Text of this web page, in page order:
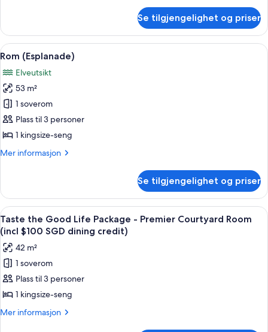
(Marina
Bay
View
Se tilgjengelighet og priser
Åpne
alle
bildene
av
Rom
(Esplanade)
Sengetøy av topp kvalitet, minibar,
6
Rom (Esplanade)
Elveutsikt
53 m²
1 soverom
Plass til 3 personer
1 kingsize-seng
Mer informasjon
Mer
(Esplanade)
Se tilgjengelighet og priser
Åpne
alle
bildene
av
Taste
the
Good
Life
Sengetøy av topp kvalitet, minibar,
6
Taste the Good Life Package - Premier Courtyard Room
(incl $100 SGD dining credit)
42 m²
1 soverom
Plass til 3 personer
1 kingsize-seng
Mer informasjon
Mer